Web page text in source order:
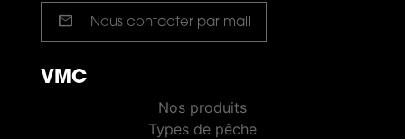
mail Nous contacter par mail
VMC
Nos produits
Types de pêche